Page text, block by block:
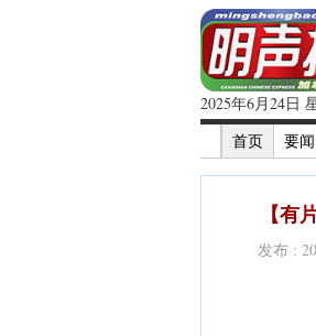
2025年6月24日
首页
要闻
【
发布 :